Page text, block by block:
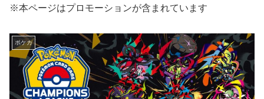
※本ページはプロモーションが含まれています
ポケカ